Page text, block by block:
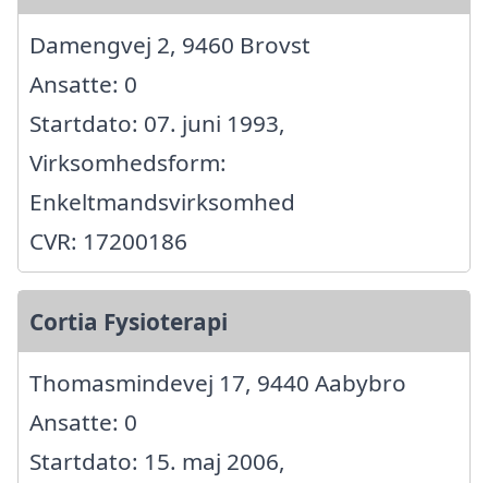
Damengvej 2, 9460 Brovst
Ansatte: 0
Startdato: 07. juni 1993,
Virksomhedsform:
Enkeltmandsvirksomhed
CVR: 17200186
Cortia Fysioterapi
Thomasmindevej 17, 9440 Aabybro
Ansatte: 0
Startdato: 15. maj 2006,